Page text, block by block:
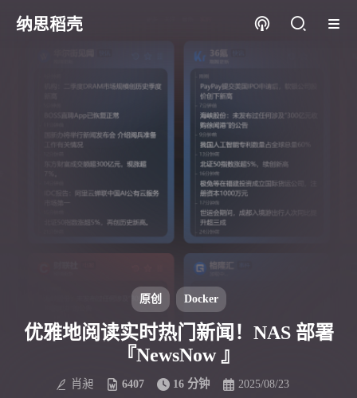
纳思稻壳
原创 Docker
优雅地阅读实时热门新闻！NAS 部署
『NewsNow 』
肖昶 6407 16 分钟
2025/08/23